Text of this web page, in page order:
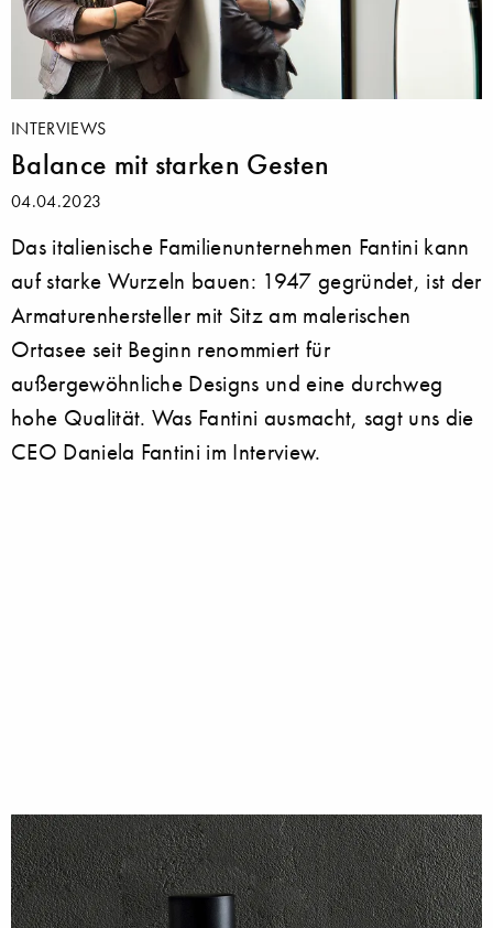
INTERVIEWS
Balance mit starken Gesten
04.04.2023
Das italienische Familienunternehmen Fantini kann
auf starke Wurzeln bauen: 1947 gegründet, ist der
Armaturenhersteller mit Sitz am malerischen
Ortasee seit Beginn renommiert für
außergewöhnliche Designs und eine durchweg
hohe Qualität. Was Fantini ausmacht, sagt uns die
CEO Daniela Fantini im Interview.